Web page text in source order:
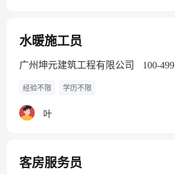
水暖施工员
广州坤元建筑工程有限公司 100-
经验不限 学历不限
叶
客房服务员